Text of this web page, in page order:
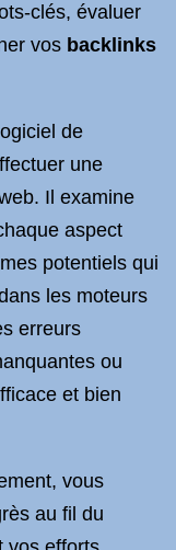
clés, évaluer
vos backlinks
de
une
Il examine
aspect
potentiels qui
les moteurs
erreurs
ou
et bien
vous
au fil du